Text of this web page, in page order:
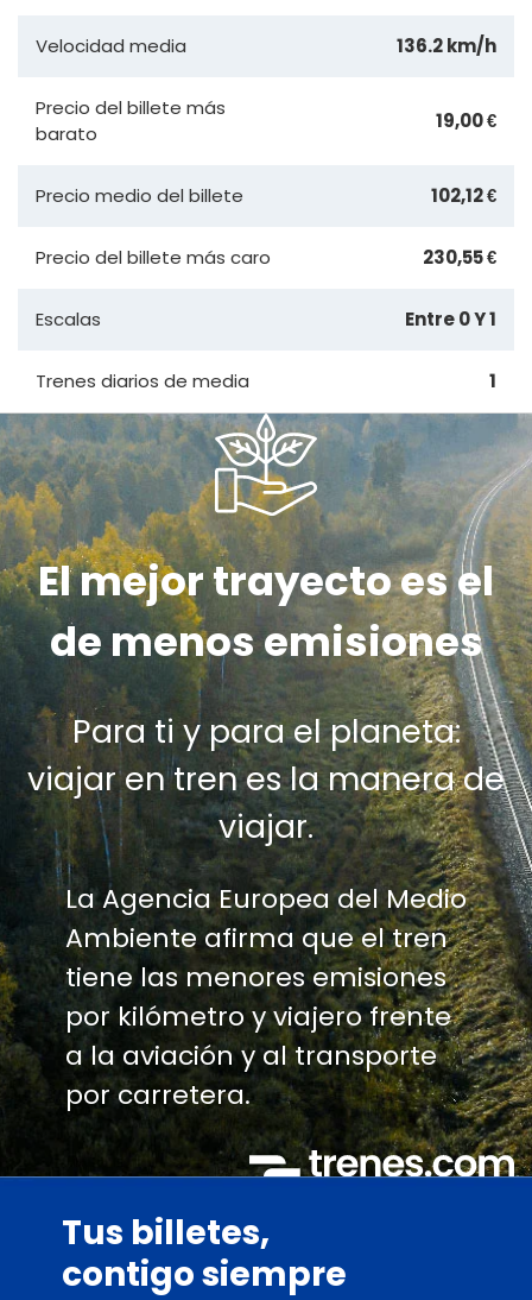
Velocidad media 136.2 km/h
Precio del billete más
barato
19,00 €
Precio medio del billete 102,12 €
Precio del billete más caro 230,55 €
Escalas Entre 0 Y 1
Trenes diarios de media 1
El mejor trayecto es el
de menos emisiones
Para ti y para el planeta:
viajar en tren es la manera de
viajar.
La Agencia Europea del Medio
Ambiente afirma que el tren
tiene las menores emisiones
por kilómetro y viajero frente
a la aviación y al transporte
por carretera.
Tus billetes,
contigo siempre